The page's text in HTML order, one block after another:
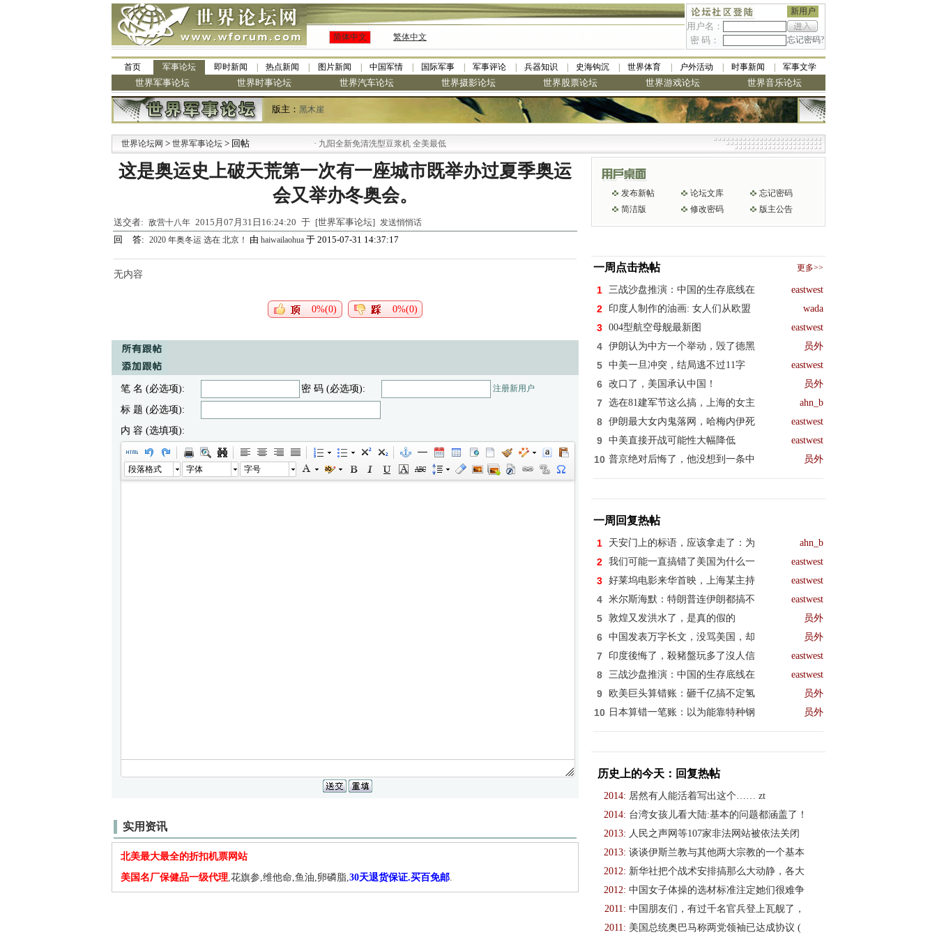
新用户
用户名：
密 码：
忘记密码?
简体中文 繁体中文
首页 军事论坛 即时新闻 热点新闻 图片新闻 中国军情 国际军事 军事评论 兵器知识 史海钩沉 世界体育 户外活动 时事新闻 军事文学
世界军事论坛 世界时事论坛 世界汽车论坛 世界摄影论坛 世界股票论坛 世界游戏论坛 世界音乐论坛
版主： 黑木崖
世界论坛网 > 世界军事论坛 > 回帖 九阳全新免清洗型豆浆机 全美最低
这是奥运史上破天荒第一次有一座城市既举办过夏季奥运
会又举办冬奥会。
送交者: 敌营十八年 2015月07月31日16:24:20 于 [世界军事论坛] 发送悄悄话
回 答: 2020 年奥冬运 选在 北京！ 由 haiwailaohua 于 2015-07-31 14:37:17
无内容
0%(0) 0%(0)
笔 名 (必选项): 密 码 (必选项): 注册新用户
标 题 (必选项):
内 容 (选填项):
段落格式 字体 字号
实用资讯
北美最大最全的折扣机票网站
美国名厂保健品一级代理,花旗参,维他命,鱼油,卵磷脂,30天退货保证.买百免邮.
发布新帖 论坛文库
忘记密码
简洁版
修改密码 版主公告
一周点击热帖 更多>>
1 三战沙盘推演：中国的生存底线在 eastwest
2 印度人制作的油画: 女人们从欧盟 wada
3 004型航空母舰最新图 eastwest
4 伊朗认为中方一个举动，毁了德黑 员外
5 中美一旦冲突，结局逃不过11字 eastwest
6 改口了，美国承认中国！ 员外
7 选在81建军节这么搞，上海的女主 ahn_b
8 伊朗最大女内鬼落网，哈梅内伊死 eastwest
9 中美直接开战可能性大幅降低 eastwest
10 普京绝对后悔了，他没想到一条中 员外
一周回复热帖
1 天安门上的标语，应该拿走了：为 ahn_b
2 我们可能一直搞错了美国为什么一 eastwest
3 好莱坞电影来华首映，上海某主持 eastwest
4 米尔斯海默：特朗普连伊朗都搞不 eastwest
5 敦煌又发洪水了，是真的假的 员外
6 中国发表万字长文，没骂美国，却 员外
7 印度後悔了，殺豬盤玩多了沒人信 eastwest
8 三战沙盘推演：中国的生存底线在 eastwest
9 欧美巨头算错账：砸千亿搞不定氢 员外
10 日本算错一笔账：以为能靠特种钢 员外
历史上的今天：回复热帖
2014: 居然有人能活着写出这个…… zt
2014: 台湾女孩儿看大陆:基本的问题都涵盖了！
2013: 人民之声网等107家非法网站被依法关闭
2013: 谈谈伊斯兰教与其他两大宗教的一个基本
2012: 新华社把个战术安排搞那么大动静，各大
2012: 中国女子体操的选材标准注定她们很难争
2011: 中国朋友们，有过千名官兵登上瓦舰了，
2011: 美国总统奥巴马称两党领袖已达成协议 (